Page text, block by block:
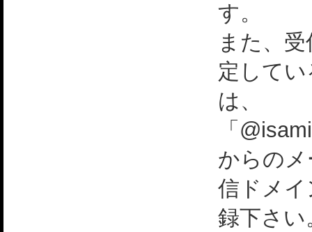
す。
また、
定して
は、
「
からの
信ドメ
録下さい